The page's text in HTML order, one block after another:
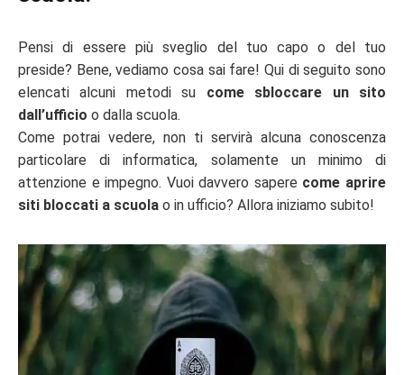
Pensi di essere più sveglio del tuo capo o del tuo
preside? Bene, vediamo cosa sai fare! Qui di seguito sono
elencati alcuni metodi su come sbloccare un sito
dall’ufficio o dalla scuola.
Come potrai vedere, non ti servirà alcuna conoscenza
particolare di informatica, solamente un minimo di
attenzione e impegno. Vuoi davvero sapere come aprire
siti bloccati a scuola o in ufficio? Allora iniziamo subito!